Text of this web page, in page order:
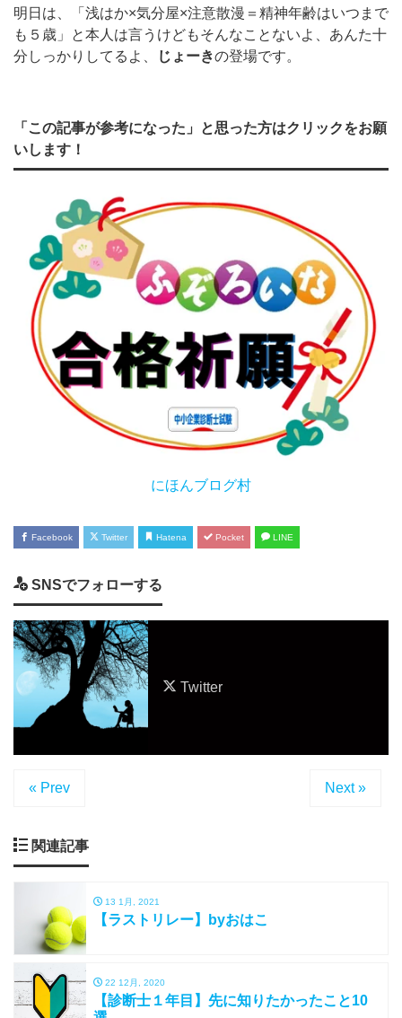
明日は、「浅はか×気分屋×注意散漫＝精神年齢はいつまで
も５歳」と本人は言うけどもそんなことないよ、あんた十
分しっかりしてるよ、
じょーきの登場です。
「この記事が参考になった」と思った方はクリックをお願
いします！
にほんブログ村
Facebook Twitter Hatena Pocket LINE
SNSでフォローする
Twitter
« Prev Next »
関連記事
13 1月, 2021
【ラストリレー】byおはこ
22 12月, 2020
【診断士１年目】先に知りたかったこと10